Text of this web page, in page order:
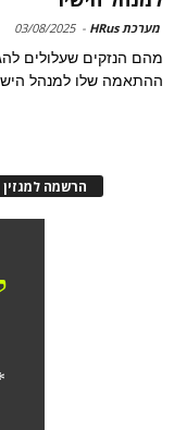
מערכת HRus -
03/08/2025
מהם הנזקים שעלולים
ההתאמה שלו למנהל
הרשמה